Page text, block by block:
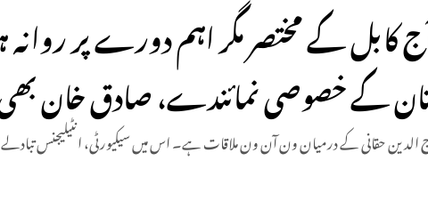
کابل کے مختصر مگر اہم دورے پر
کے خصوصی نمائندے، صادق خان
حقانی کے درمیان ون آن ون ملاقات ہے۔ اس میں سیکیورٹی، انٹیلیجنس